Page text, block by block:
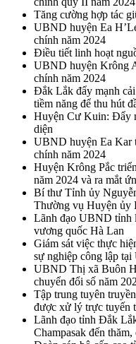
Tăng cường hợp tác
UBND huyện Ea
chính năm 2024
Điều tiết linh hoạt
UBND huyện Krông
chính năm 2024
Đắk Lắk đẩy mạnh
tiềm năng để thu hút
Huyện Cư Kuin: Đẩy
diện
UBND huyện Ea Kar
chính năm 2024
Huyện Krông Pắc
năm 2024 và ra mắt
Bí thư Tỉnh ủy
Thường vụ Huyện ủy
Lãnh đạo UBND tỉnh
vương quốc Hà Lan
Giám sát việc thực
sự nghiệp công lập
UBND Thị xã Buôn
chuyển đổi số năm
Tập trung tuyên
được xử lý trực tuyến
Lãnh đạo tỉnh Đắk
Champasak đến